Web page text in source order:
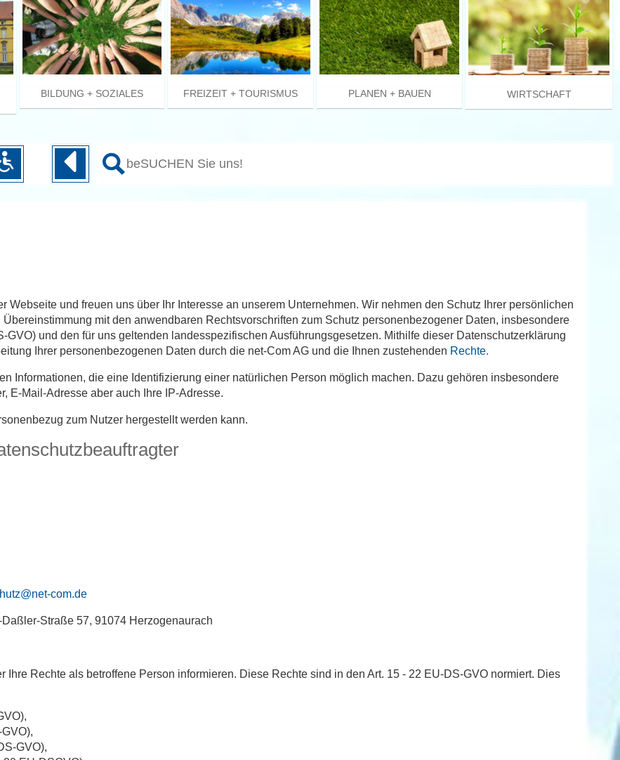
BILDUNG + SOZIALES FREIZEIT + TOURISMUS PLANEN + BAUEN WIRTSCHAFT
Webseite und freuen uns über Ihr Interesse an unserem Unternehmen. Wir nehmen den Schutz Ihrer persönlichen
mit den anwendbaren Rechtsvorschriften zum Schutz personenbezogener Daten, insbesondere
und den für uns geltenden landesspezifischen Ausführungsgesetzen. Mithilfe dieser Datenschutzerklärung
Ihrer personenbezogenen Daten durch die net-Com AG und die Ihnen zustehenden Rechte.
Informationen, die eine Identifizierung einer natürlichen Person möglich machen. Dazu gehören insbesondere
E-Mail-Adresse aber auch Ihre IP-Adresse.
zum Nutzer hergestellt werden kann.
com.de
Straße 57, 91074 Herzogenaurach
Rechte als betroffene Person informieren. Diese Rechte sind in den Art. 15 - 22 EU-DS-GVO normiert. Dies
GVO),